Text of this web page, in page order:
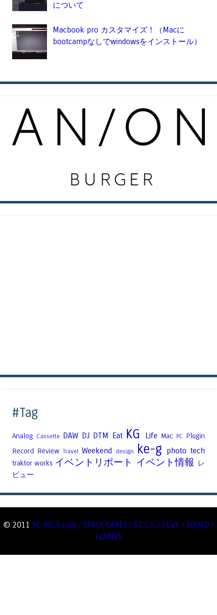
について
Macbook pro カスタマイズ！（Macに
bootcampなしでwindowsをインストール）
#Tag
Analog Cassette DAW DJ DTM Eat KG Life Mac PC Plugin
Record Review Travel Weekend design ke-g photo tech
traktor works イベントリポート イベント情報
レ
ビュー
© 2011 SC-RECS.com / SPACE CAKES / S.C.L.S. / PLaY. / SQUAD /
FLAMES